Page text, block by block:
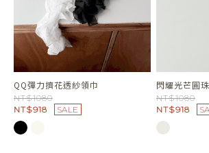
QQ彈力擠花透紗領巾
NT$1080
NT$918
SALE
閃耀光芒圓
NT$1080
NT$918